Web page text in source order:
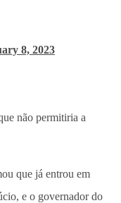
8, 2023
não permitiria a
que já entrou em
e o governador do